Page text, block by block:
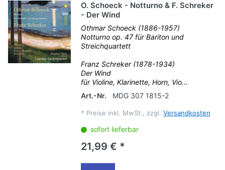
O. Schoeck - Notturno & F. Schreker
- Der Wind
Othmar Schoeck (1886-1957)
Notturno op. 47 für Bariton und
Streichquartett
Franz Schreker (1878-1934)
Der Wind
für Violine, Klarinette, Horn, Vio...
Art.-Nr.
MDG 307 1815-2
* Preise inkl. MwSt., zzgl. Versandkosten
sofort lieferbar
21,99 € *